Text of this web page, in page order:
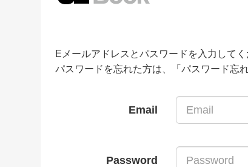
Eメールアドレスとパスワードを入力してく
パスワードを忘れた方は、「パスワード忘
Email
Password